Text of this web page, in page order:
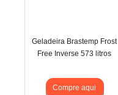
Geladeira Brastemp Frost
Free Inverse 573 litros
Compre aqui